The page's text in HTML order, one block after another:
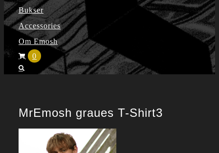
Bukser
Accessories
Om Emosh
0
MrEmosh graues T-Shirt3